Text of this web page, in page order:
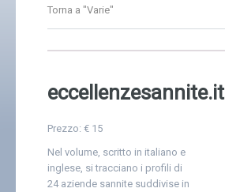
Torna a "Varie"
eccellenzesannite.it
Prezzo: € 15
Nel volume, scritto in italiano e
inglese, si tracciano i profili di
24 aziende sannite suddivise in